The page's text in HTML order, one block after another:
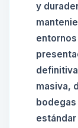
y
masiva,
bodegas